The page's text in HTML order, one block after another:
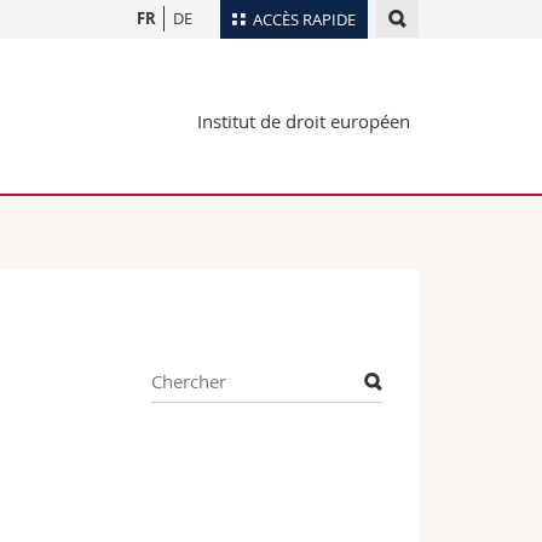
ACCÈS RAPIDE
Plan d'accès
Webmail
FR DE
Institut de droit européen